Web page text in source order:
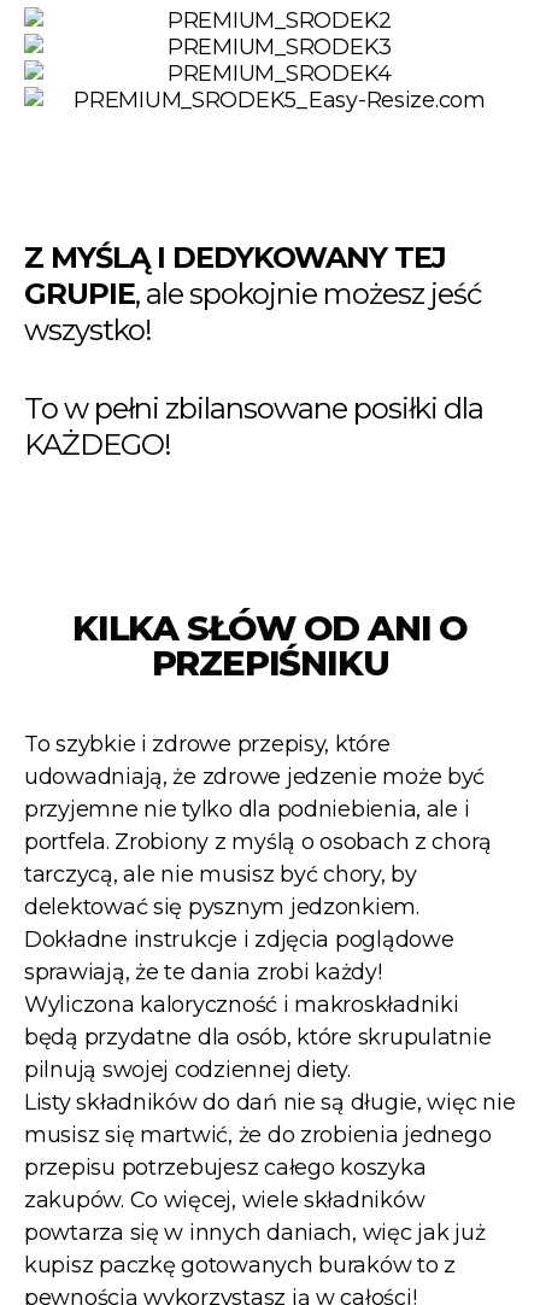
Z MYŚLĄ I DEDYKOWANY TEJ
GRUPIE, ale spokojnie możesz jeść
wszystko!
To w pełni zbilansowane posiłki dla
KAŻDEGO!
KILKA SŁÓW OD ANI O
PRZEPIŚNIKU
To szybkie i zdrowe przepisy, które
udowadniają, że zdrowe jedzenie może być
przyjemne nie tylko dla podniebienia, ale i
portfela. Zrobiony z myślą o osobach z chorą
tarczycą, ale nie musisz być chory, by
delektować się pysznym jedzonkiem.
Dokładne instrukcje i zdjęcia poglądowe
sprawiają, że te dania zrobi każdy!
Wyliczona kaloryczność i makroskładniki
będą przydatne dla osób, które skrupulatnie
pilnują swojej codziennej diety.
Listy składników do dań nie są długie, więc nie
musisz się martwić, że do zrobienia jednego
przepisu potrzebujesz całego koszyka
zakupów. Co więcej, wiele składników
powtarza się w innych daniach, więc jak już
kupisz paczkę gotowanych buraków to z
pewnością wykorzystasz ją w całości!